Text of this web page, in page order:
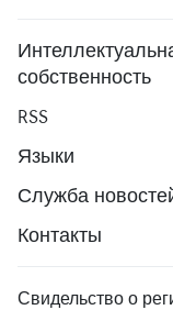
собственность
RSS
Языки
Служба
Контакты
Свидельство о